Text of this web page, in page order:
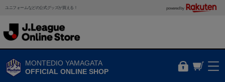
ユニフォームなどの公式グッズが買える！ powered by
MONTEDIO YAMAGATA
OFFICIAL ONLINE SHOP